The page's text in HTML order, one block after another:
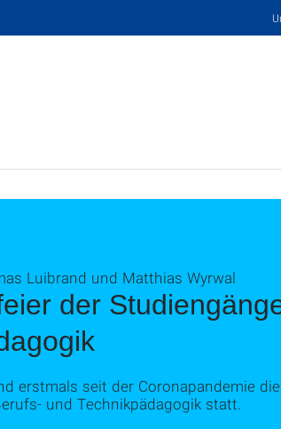
der
Luibrand und Matthias Wyrwal
erstmals seit der Coronapandemie
und Technikpädagogik statt.